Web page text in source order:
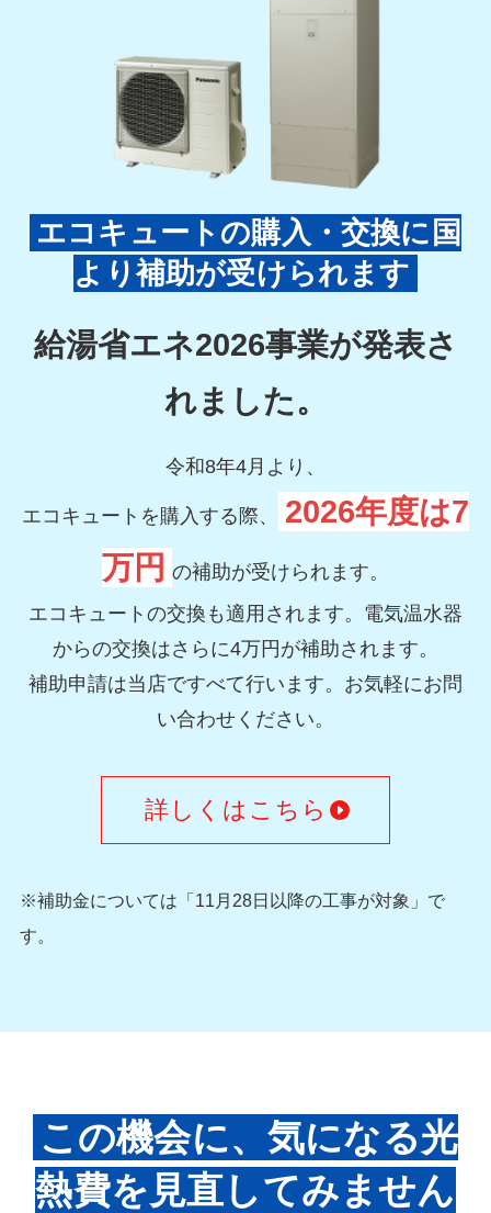
エコキュートの購入・交換に国
より補助が受けられます
給湯省エネ2026事業が発表さ
れました。
令和8年4月より、
エコキュートを購入する際、
2026年度は7
万円 の補助が受けられます。
エコキュートの交換も適用されます。電気温水器
からの交換はさらに4万円が補助されます。
補助申請は当店ですべて行います。お気軽にお問
い合わせください。
詳しくはこちら
※補助金については「11月28日以降の工事が対象」で
す。
この機会に、気になる光
熱費を見直してみません